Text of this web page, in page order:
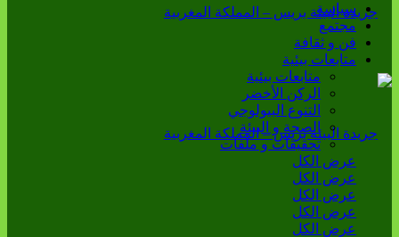
سياسة
مجتمع
فن و ثقافة
متابعات بيئية
متابعات بيئية
الركن الأخضر
التنوع البيولوجي
الصحة و البيئة
تحقيقات و ملفات
عرض الكل
عرض الكل
عرض الكل
عرض الكل
عرض الكل